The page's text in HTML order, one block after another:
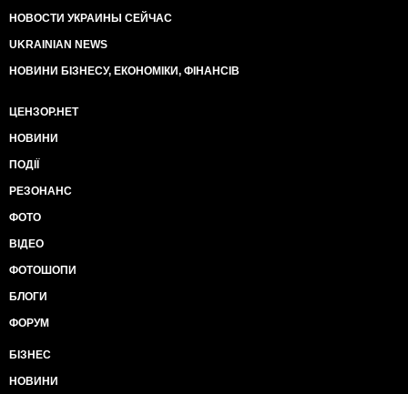
НОВОСТИ УКРАИНЫ СЕЙЧАС
UKRAINIAN NEWS
НОВИНИ БІЗНЕСУ, ЕКОНОМІКИ, ФІНАНСІВ
ЦЕНЗОР.НЕТ
НОВИНИ
ПОДІЇ
РЕЗОНАНС
ФОТО
ВІДЕО
ФОТОШОПИ
БЛОГИ
ФОРУМ
БІЗНЕС
НОВИНИ